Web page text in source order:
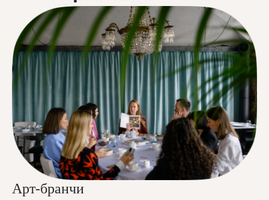
Арт-бранчи